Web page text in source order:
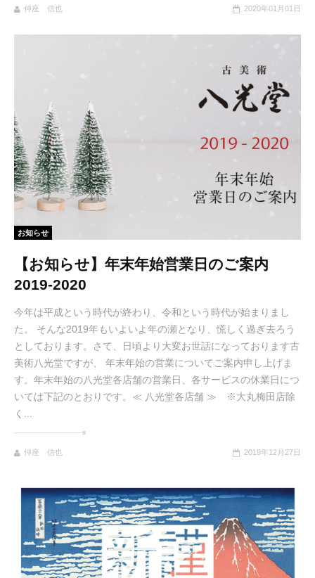
仲座 信也 2020年01月01日
お知らせ
【お知らせ】年末年始営業日のご案内
2019-2020
今年は平成という時代が終わり、令和という時代が始まりまし
た。 そんな2019年もいよいよ年の瀬となり、慌しく過ぎ去ろう
としております。さて、日頃より大変お世話になっております古
美術八光堂ですが、 年末年始の営業についてご案内申し上げま
す。年末年始の八光堂各店舗の営業日、各サービスの休業日につ
いては下記のとおりです。≪ 八光堂各店舗 ≫ ※大丸梅田店除
く...
仲座 信也 2019年12月27日